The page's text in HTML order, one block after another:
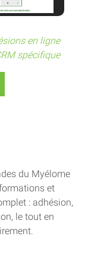
en ligne
spécifique
du Myélome
et
: adhésion,
le tout en